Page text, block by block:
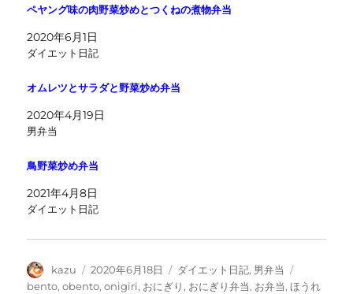
ペヤング味の肉野菜炒めとつくねの煮物弁当
2020年6月1日
ダイエット日記
オムレツとサラダと野菜炒め弁当
2020年4月19日
男弁当
鳥野菜炒め弁当
2021年4月8日
ダイエット日記
投
稿
kazu
投
稿
2020年6月18日
カ
テ
ダイエット日記, 男弁当
グ
bento,obento,onigiri, おにぎり , おにぎり弁当, お弁当,ほうれ